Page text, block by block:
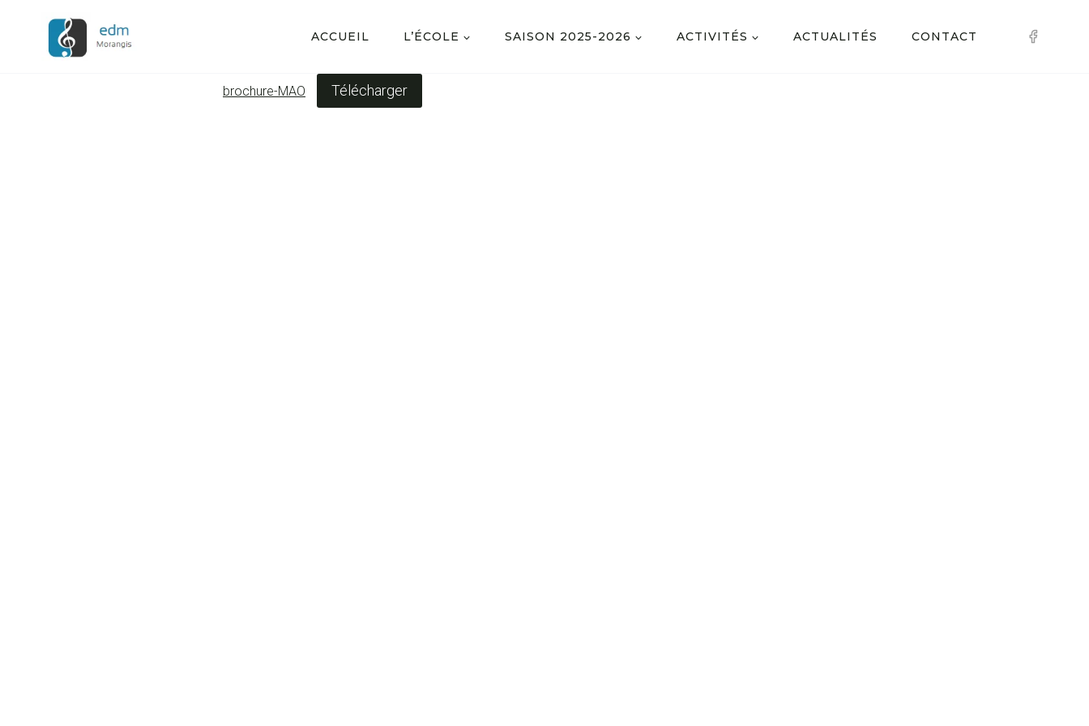
contenu
ACCUEIL L’ÉCOLE SAISON 2025-2026 ACTIVITÉS ACTUALITÉS CONTACT
brochure-MAO Télécharger